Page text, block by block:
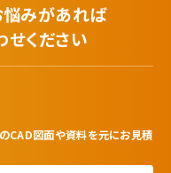
みがあれば
ください
CAD図面や資料を元にお見積